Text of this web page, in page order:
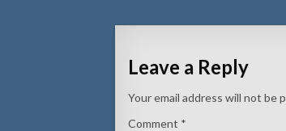
Leave a Reply
Your email address will not be
Comment *